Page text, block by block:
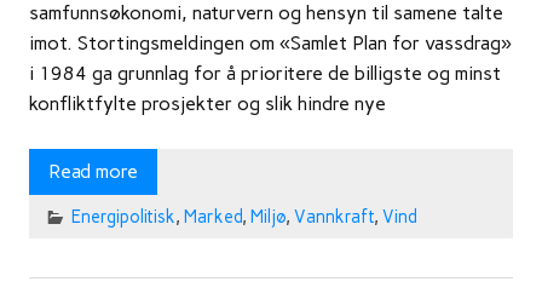
samfunnsøkonomi, naturvern og hensyn til samene talte
imot. Stortingsmeldingen om «Samlet Plan for vassdrag»
i 1984 ga grunnlag for å prioritere de billigste og minst
konfliktfylte prosjekter og slik hindre nye
Read more
Energipolitisk, Marked, Miljø, Vannkraft, Vind